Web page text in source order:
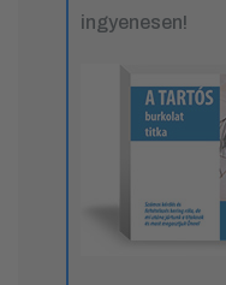
ingyenesen!